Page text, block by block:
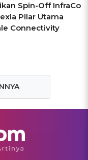
Spin-Off InfraCo
Pilar Utama
Connectivity